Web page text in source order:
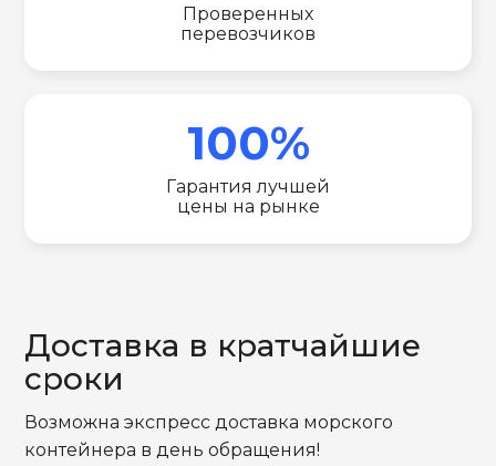
Проверенных
перевозчиков
100%
Гарантия лучшей
цены на рынке
Доставка в кратчайшие
сроки
Возможна экспресс доставка морского
контейнера в день обращения!